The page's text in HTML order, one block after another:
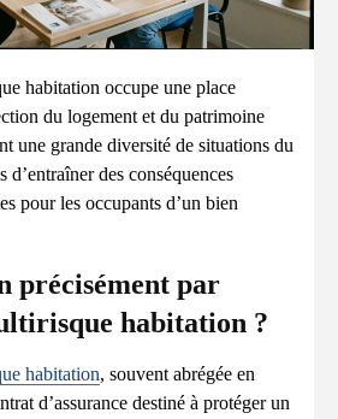
habitation occupe une place
du logement et du patrimoine
une grande diversité de situations du
d’entraîner des conséquences
pour les occupants d’un bien
précisément par
habitation ?
habitation, souvent abrégée en
d’assurance destiné à protéger un